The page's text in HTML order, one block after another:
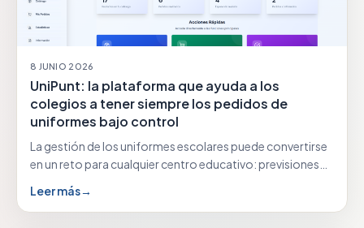
8 JUNIO 2026
UniPunt: la plataforma que ayuda a los
colegios a tener siempre los pedidos de
uniformes bajo control
La gestión de los uniformes escolares puede convertirse
en un reto para cualquier centro educativo: previsiones…
Leer más→